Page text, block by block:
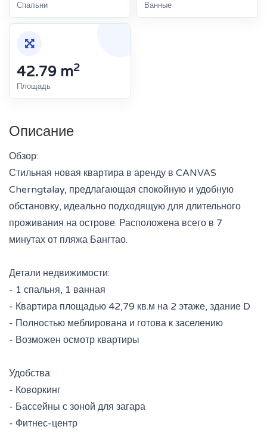
Спальни Ванные
42.79 m2
Площадь
Описание
Обзор:
Стильная новая квартира в аренду в CANVAS
Cherngtalay, предлагающая спокойную и удобную
обстановку, идеально подходящую для длительного
проживания на острове. Расположена всего в 7
минутах от пляжа Бангтао.
Детали недвижимости:
- 1 спальня, 1 ванная
- Квартира площадью 42,79 кв.м на 2 этаже, здание D
- Полностью меблирована и готова к заселению
- Возможен осмотр квартиры
Удобства:
- Коворкинг
- Бассейны с зоной для загара
- Фитнес-центр